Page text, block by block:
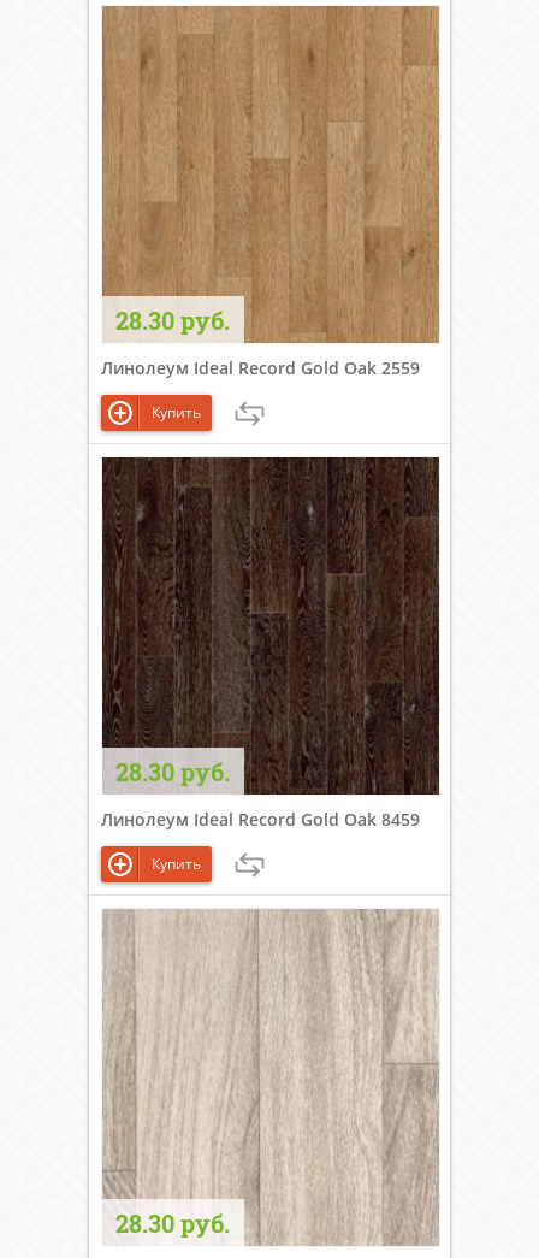
28.30 руб.
Линолеум Ideal Record Gold Oak 2559
Купить
28.30 руб.
Линолеум Ideal Record Gold Oak 8459
Купить
28.30 руб.